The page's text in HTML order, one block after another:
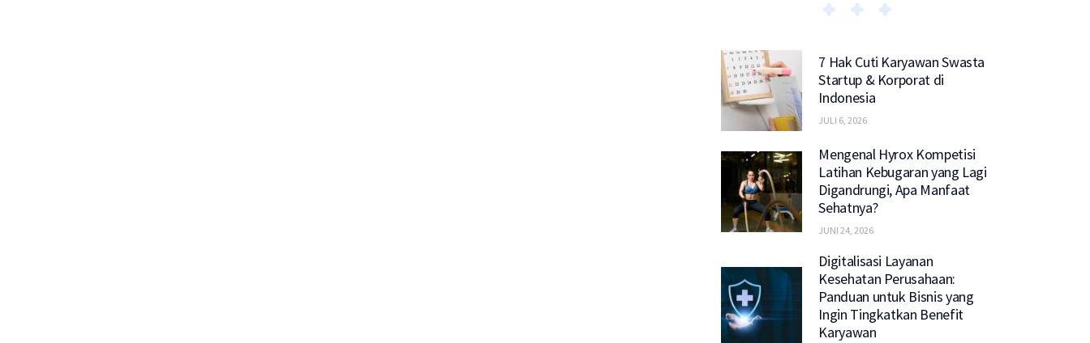
7 Hak Cuti Karyawan Swasta
Startup & Korporat di
Indonesia
JULI 6, 2026
Mengenal Hyrox Kompetisi
Latihan Kebugaran yang Lagi
Digandrungi, Apa Manfaat
Sehatnya?
JUNI 24, 2026
Digitalisasi Layanan
Kesehatan Perusahaan:
Panduan untuk Bisnis yang
Ingin Tingkatkan Benefit
Karyawan